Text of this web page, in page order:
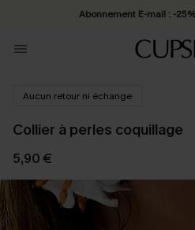
Abonnement E-mail : -
Aucun retour ni échange
Collier à perles coquillage
5,90 €